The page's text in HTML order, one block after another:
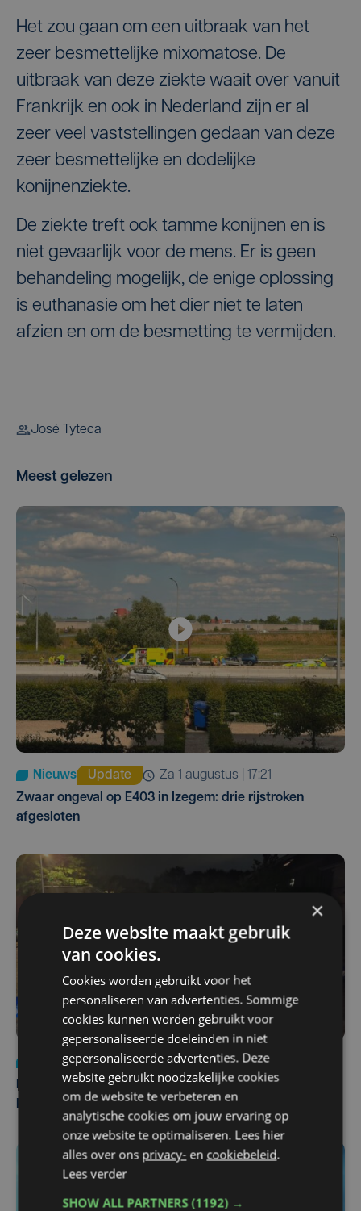
Het zou gaan om een uitbraak van het
zeer besmettelijke mixomatose. De
uitbraak van deze ziekte waait over vanuit
Frankrijk en ook in Nederland zijn er al
zeer veel vaststellingen gedaan van deze
zeer besmettelijke en dodelijke
konijnenziekte.
De ziekte treft ook tamme konijnen en is
niet gevaarlijk voor de mens. Er is geen
behandeling mogelijk, de enige oplossing
is euthanasie om het dier niet te laten
afzien en om de besmetting te vermijden.
José Tyteca
Meest gelezen
Nieuws Update
za 1 augustus | 17:21
Zwaar ongeval op E403 in Izegem: drie rijstroken
afgesloten
Nieuws
di 4 augustus | 09:32
Man en vrouw dood aangetroffen in woning in Sint-
Pieters Brugge
×
Deze website maakt gebruik
van cookies.
Cookies worden gebruikt voor het
personaliseren van advertenties. Sommige
cookies kunnen worden gebruikt voor
gepersonaliseerde doeleinden in niet
gepersonaliseerde advertenties. Deze
website gebruikt noodzakelijke cookies
om de website te verbeteren en
analytische cookies om jouw ervaring op
onze website te optimaliseren. Lees hier
alles over ons privacy- en cookiebeleid.
Lees verder
SHOW ALL PARTNERS(1192) →